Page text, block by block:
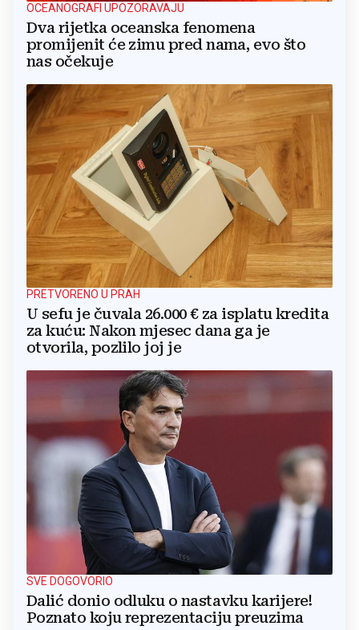
OCEANOGRAFI UPOZORAVAJU
Dva rijetka oceanska fenomena
promijenit će zimu pred nama, evo što
nas očekuje
PRETVORENO U PRAH
U sefu je čuvala 26.000 € za isplatu kredita
za kuću: Nakon mjesec dana ga je
otvorila, pozlilo joj je
SVE DOGOVORIO
Dalić donio odluku o nastavku karijere!
Poznato koju reprezentaciju preuzima